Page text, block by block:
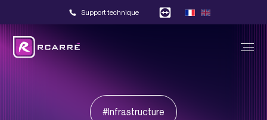
Support technique
#Infrastructure